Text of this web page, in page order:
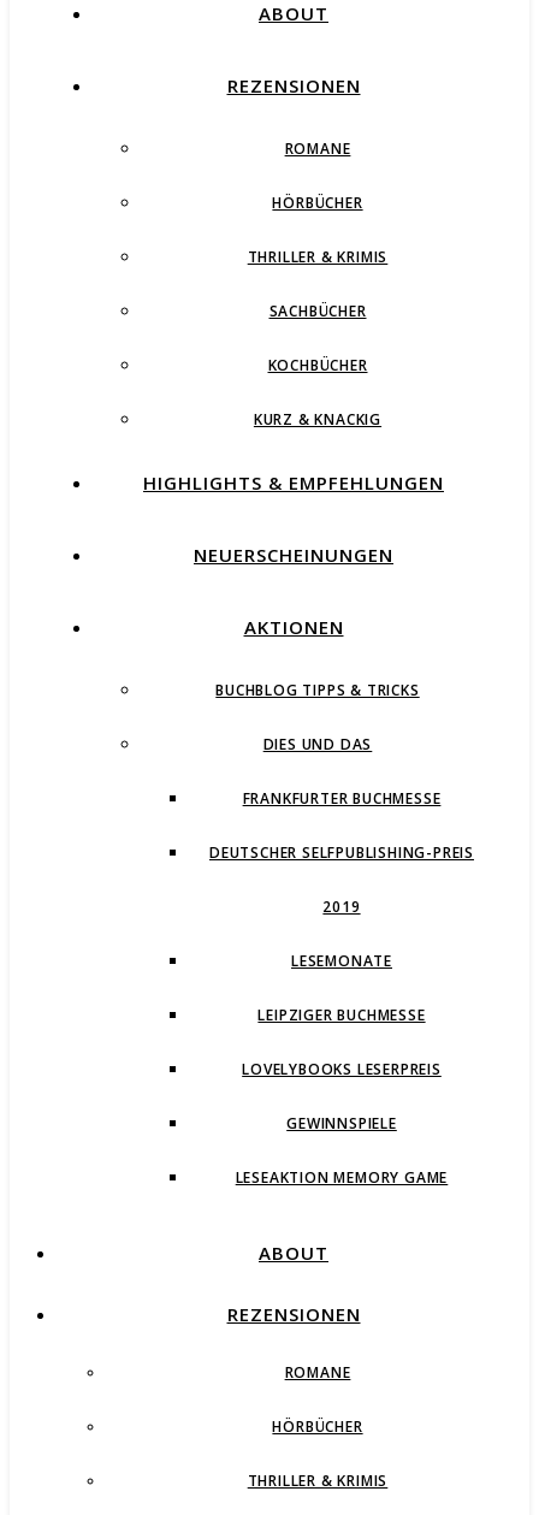
ABOUT
REZENSIONEN
ROMANE
HÖRBÜCHER
THRILLER & KRIMIS
SACHBÜCHER
KOCHBÜCHER
KURZ & KNACKIG
HIGHLIGHTS & EMPFEHLUNGEN
NEUERSCHEINUNGEN
AKTIONEN
BUCHBLOG TIPPS & TRICKS
DIES UND DAS
FRANKFURTER BUCHMESSE
DEUTSCHER SELFPUBLISHING-PREIS
2019
LESEMONATE
LEIPZIGER BUCHMESSE
LOVELYBOOKS LESERPREIS
GEWINNSPIELE
LESEAKTION MEMORY GAME
ABOUT
REZENSIONEN
ROMANE
HÖRBÜCHER
THRILLER & KRIMIS